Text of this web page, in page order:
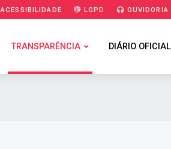
ACESSIBILIDADE LGPD OUVIDORIA
TRANSPARÊNCIA DIÁRIO OFICIAL